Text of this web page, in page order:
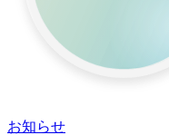
お知らせ